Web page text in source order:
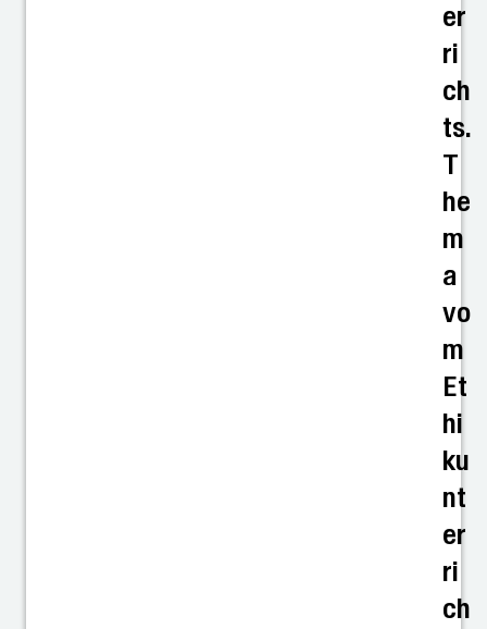
er
ri
ch
ts.
T
he
m
a
vo
m
Et
hi
ku
nt
er
ri
ch